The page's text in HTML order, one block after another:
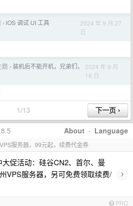
› iOS 调试 UI 工具
2024 年 9 月 27
日
题 › 装机后不能开机，兄弟们，
2024 年 9 月
18 日
1/13
About · Language
服务器，99元起，续费代金券
促活动：硅谷CN2、首尔、曼
VPS服务器，另可免费领取续费/
›
PRO